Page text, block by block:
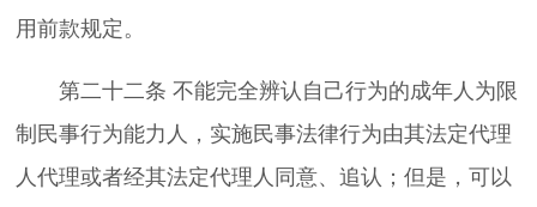
用前款规定。
第二十二条 不能完全辨认自己行为的成年人为限
制民事行为能力人，实施民事法律行为由其法定代理
人代理或者经其法定代理人同意、追认；但是，可以